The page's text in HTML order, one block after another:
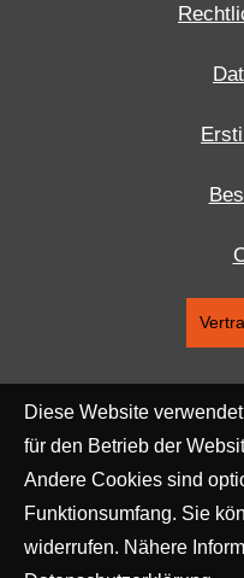
Diese Website
für den Betrieb der
Andere Cookies sind
Funktionsumfang. Sie
widerrufen. Nähere